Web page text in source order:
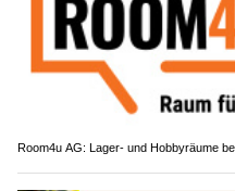
Room4u AG: Lager- und Hobbyräume